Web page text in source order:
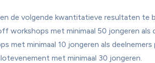
de volgende kwantitatieve resultaten te
workshops met minimaal 50 jongeren als
met minimaal 10 jongeren als deelnemers
met minimaal 30 jongeren.